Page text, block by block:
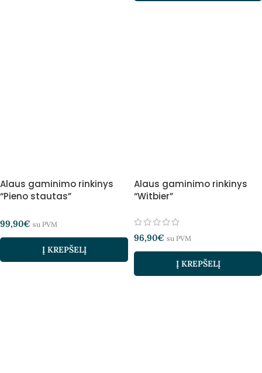
Alaus gaminimo rinkinys
“Pieno stautas”
99,90€ su PVM
Į KREPŠELĮ
Alaus gaminimo rinkinys
“Witbier”
96,90€ su PVM
Į KREPŠELĮ